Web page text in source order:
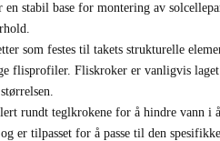
stabil base for montering av
som festes til takets strukturelle
flisprofiler. Fliskroker er vanligvis
rundt teglkrokene for å hindre vann i
er tilpasset for å passe til den